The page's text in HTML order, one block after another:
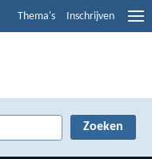
Thema's Inschrijven